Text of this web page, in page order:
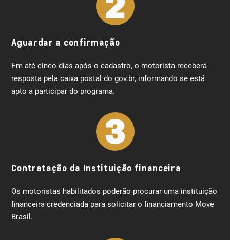
Aguardar a confirmação
Em até cinco dias após o cadastro, o motorista receberá
resposta pela caixa postal do gov.br, informando se está
apto a participar do programa.
Contratação da Instituição financeira
Os motoristas habilitados poderão procurar uma instituição
financeira credenciada para solicitar o financiamento Move
Brasil.